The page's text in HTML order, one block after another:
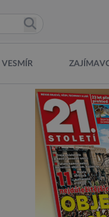
VESMÍR